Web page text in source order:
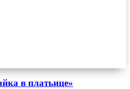
в платьице»